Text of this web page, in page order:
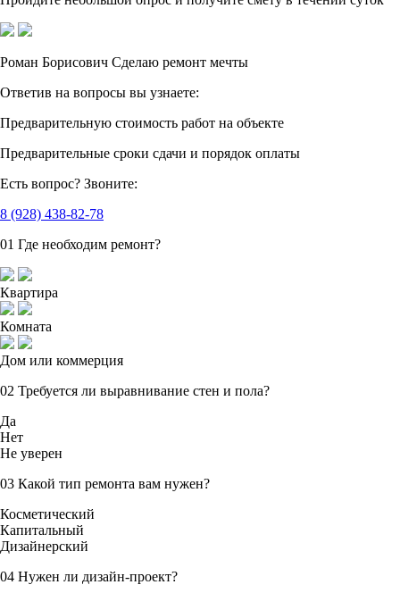
Роман Борисович Сделаю ремонт мечты
Ответив на вопросы вы узнаете:
Предварительную стоимость работ на объекте
Предварительные сроки сдачи и порядок оплаты
Есть вопрос? Звоните:
8 (928) 438-82-78
01 Где необходим ремонт?
Квартира
Комната
Дом или коммерция
02 Требуется ли выравнивание стен и пола?
Да
Нет
Не уверен
03 Какой тип ремонта вам нужен?
Косметический
Капитальный
Дизайнерский
04 Нужен ли дизайн-проект?